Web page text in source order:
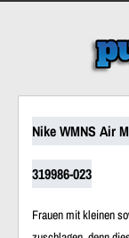
Nike WMNS Air
319986-023
Frauen mit kleinen